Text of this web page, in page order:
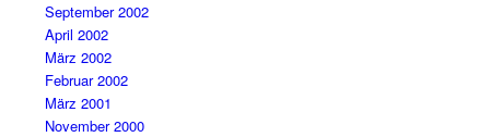
September 2002
April 2002
März 2002
Februar 2002
März 2001
November 2000